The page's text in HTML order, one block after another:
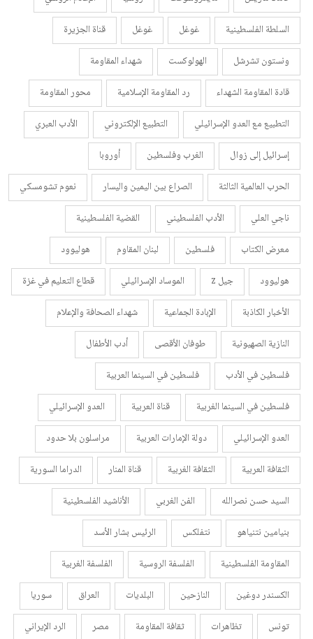
السلطة الفلسطينية
غوغل غوغل
قناة الجزيرة
ونستون تشرشل
الهولوكست
شهداء المقاومة
قادة المقاومة الشهداء
رد المقاومة الإسلامية
محور المقاومة
التطبيع مع العدو الإسرائيلي
التطبيع الإلكتروني
الأدب العبري
إسرائيل إلى زوال
الغرب وفلسطين
أوروبا
الحرب العالمية الثالثة
الصراع بين اليمين واليسار
نعوم تشومسكي
ناجي العلي
الأدب الفلسطيني
القضية الفلسطينية
معرض الكتاب
فلسطين لبنان المقاوم
هوليوود
هوليوود
جيل z الموساد الإسرائيلي
قطاع التعليم في غزة
الأخبار الكاذبة
الإبادة الجماعية
شهداء الصحافة والإعلام
النازية الصهيونية
طوفان الأقصى
أدب الأطفال
فلسطين في الأدب
فلسطين في السينما العربية
فلسطين في السينما الغربية
قناة العربية
العدو الإسرائيلي
العدو الإسرائيلي
دولة الإمارات العربية
مراسلون بلا حدود
الثقافة العربية
الثقافة الغربية قناة المنار
الدراما السورية
السيد حسن نصرالله
الفن الغربي
الأناشيد الفلسطينية
بنيامين نتنياهو
نتفلكس
الرئيس بشار الأسد
المقاومة الفلسطينية
الفلسفة الروسية
الفلسفة الغربية
الكسندر دوغين
النازحين البلديات العراق
سوريا
تونس
تظاهرات ثقافة المقاومة مصر
الرد الإيراني